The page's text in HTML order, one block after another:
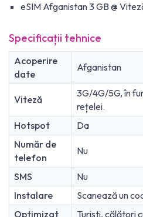
eSIM Afganistan 3 GB @
Specificații tehnice
Acoperire
date
Afganistan
Viteză
3G/4G/5G, în
rețelei.
Hotspot
Da
Număr de
telefon
Nu
SMS
Nu
Instalare
Scanează un
Optimizat
Turisti, călători